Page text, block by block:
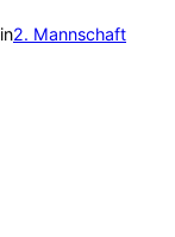
in2. Mannschaft